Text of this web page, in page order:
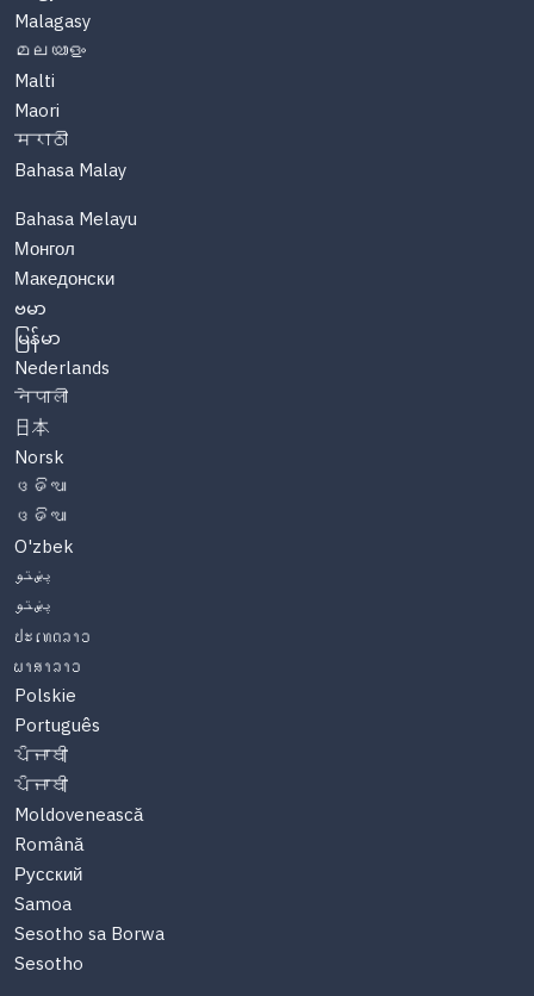
Malagasy
മലയാളം
Malti
Maori
मराठी
Bahasa Malay
Bahasa Melayu
Монгол
Македонски
ဗမာ
မြန်မာ
Nederlands
नेपाली
日本
Norsk
ଓଡିଆ
ଓଡିଆ
O'zbek
پښتو
پښتو
ປະເທດລາວ
ພາສາລາວ
Polskie
Português
ਪੰਜਾਬੀ
ਪੰਜਾਬੀ
Moldovenească
Română
Русский
Samoa
Sesotho sa Borwa
Sesotho